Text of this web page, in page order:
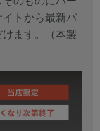
トから最新バ
ます。（本製